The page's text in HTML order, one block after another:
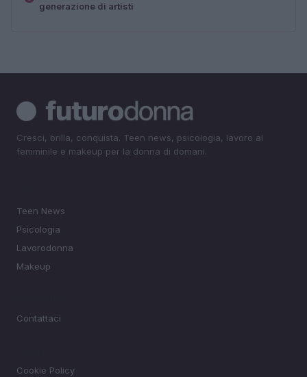
generazione di artisti
Cresci, brilla, conquista. Teen news, psicologia, lavoro al
femminile e makeup per la donna di domani.
Teen News
Psicologia
Lavorodonna
Makeup
Contattaci
Cookie Policy